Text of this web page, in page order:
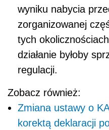
wyniku nabycia
zorganizowanej
tych
działanie byłoby
regulacji.
Zobacz również:
Zmiana ustawy o
korektą deklaracji